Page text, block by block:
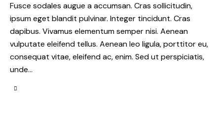
Fusce sodales augue a accumsan. Cras sollicitudin,
ipsum eget blandit pulvinar. Integer tincidunt. Cras
dapibus. Vivamus elementum semper nisi. Aenean
vulputate eleifend tellus. Aenean leo ligula, porttitor eu,
consequat vitae, eleifend ac, enim. Sed ut perspiciatis,
unde…